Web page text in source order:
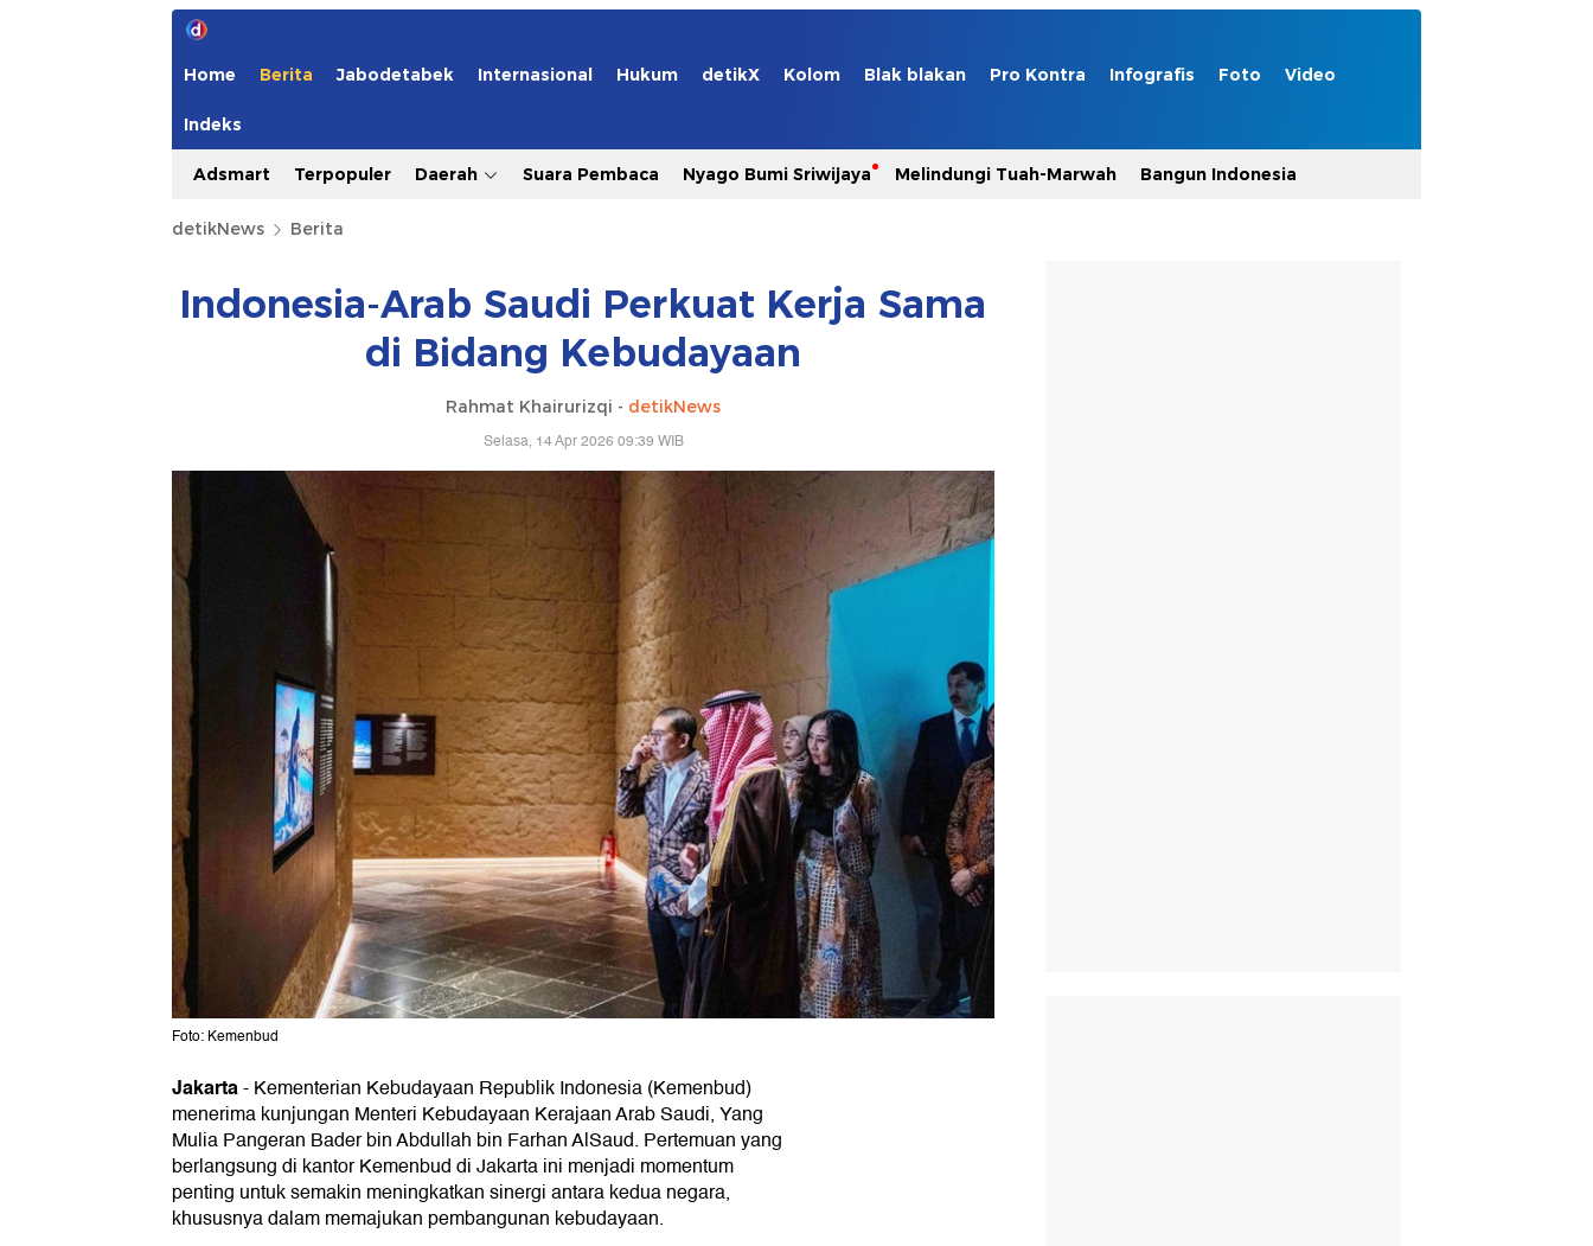
Home Berita Jabodetabek Internasional Hukum detikX Kolom Blak blakan Pro Kontra Infografis Foto Video
Indeks
Adsmart Terpopuler Daerah Suara Pembaca Nyago Bumi Sriwijaya Melindungi Tuah-Marwah Bangun Indonesia
detikNews Berita
Indonesia-Arab Saudi Perkuat Kerja Sama
di Bidang Kebudayaan
Rahmat Khairurizqi - detikNews
Selasa, 14 Apr 2026 09:39 WIB
Foto: Kemenbud
Jakarta-Kementerian Kebudayaan Republik Indonesia (Kemenbud)
menerima kunjungan Menteri Kebudayaan Kerajaan Arab Saudi, Yang
Mulia Pangeran Bader bin Abdullah bin Farhan AlSaud. Pertemuan yang
berlangsung di kantor Kemenbud di Jakarta ini menjadi momentum
penting untuk semakin meningkatkan sinergi antara kedua negara,
khususnya dalam memajukan pembangunan kebudayaan.